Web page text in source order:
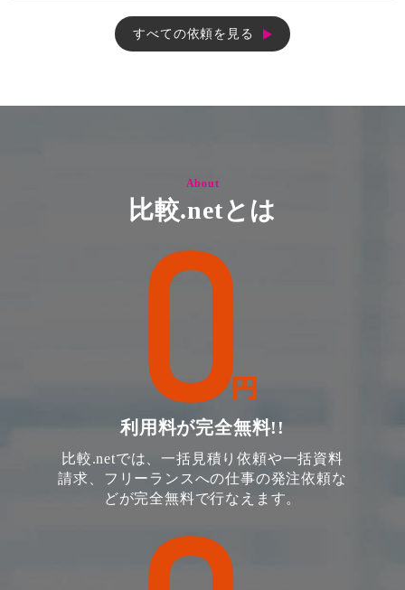
すべての依頼を見る
About
比較.netとは
利用料が完全無料!!
比較.netでは、一括見積り依頼や一括資料
請求、フリーランスへの仕事の発注依頼な
どが完全無料で行なえます。